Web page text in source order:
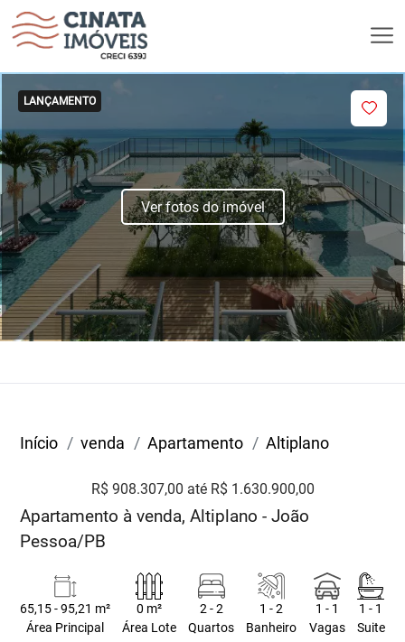
LANÇAMENTO
Ver fotos do imóvel
Início venda Apartamento Altiplano
R$ 908.307,00 até R$ 1.630.900,00
Apartamento à venda, Altiplano - João
Pessoa/PB
65,15 - 95,21 m²
Área Principal
0 m²
Área Lote
2 - 2
Quartos
1 - 2
Banheiro
1 - 1
Vagas
1 - 1
Suite